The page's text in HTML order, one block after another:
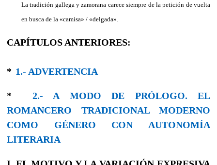
La tradición gallega y zamorana carece siempre de la petición de vuelta
en busca de la «camisa» / «delgada».
CAPÍTULOS ANTERIORES:
* 1.- ADVERTENCIA
* 2.- A MODO DE PRÓLOGO. EL
ROMANCERO TRADICIONAL MODERNO
COMO GÉNERO CON AUTONOMÍA
LITERARIA